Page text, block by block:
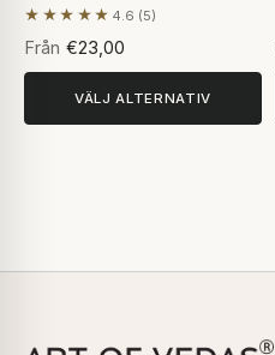
★★★★★ 4.6 (5)
Baserat på 5 recensioner
Från €23,00
VÄLJ ALTERNATIV